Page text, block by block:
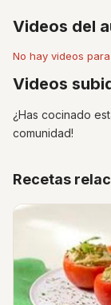
Videos del
No hay videos
Videos
¿Has cocinado
comunidad!
Recetas